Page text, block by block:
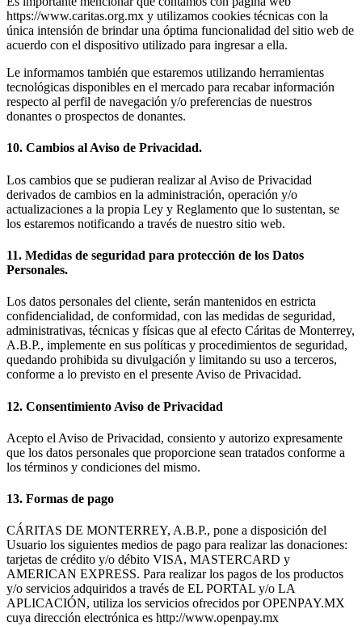
https://www.caritas.org.mx y utilizamos cookies técnicas con la
única intensión de brindar una óptima funcionalidad del sitio web de
acuerdo con el dispositivo utilizado para ingresar a ella.
Le informamos también que estaremos utilizando herramientas
tecnológicas disponibles en el mercado para recabar información
respecto al perfil de navegación y/o preferencias de nuestros
donantes o prospectos de donantes.
10. Cambios al Aviso de Privacidad.
Los cambios que se pudieran realizar al Aviso de Privacidad
derivados de cambios en la administración, operación y/o
actualizaciones a la propia Ley y Reglamento que lo sustentan, se
los estaremos notificando a través de nuestro sitio web.
11. Medidas de seguridad para protección de los Datos
Personales.
Los datos personales del cliente, serán mantenidos en estricta
confidencialidad, de conformidad, con las medidas de seguridad,
administrativas, técnicas y físicas que al efecto Cáritas de Monterrey,
A.B.P., implemente en sus políticas y procedimientos de seguridad,
quedando prohibida su divulgación y limitando su uso a terceros,
conforme a lo previsto en el presente Aviso de Privacidad.
12. Consentimiento Aviso de Privacidad
Acepto el Aviso de Privacidad, consiento y autorizo expresamente
que los datos personales que proporcione sean tratados conforme a
los términos y condiciones del mismo.
13. Formas de pago
CÁRITAS DE MONTERREY, A.B.P., pone a disposición del
Usuario los siguientes medios de pago para realizar las donaciones:
tarjetas de crédito y/o débito VISA, MASTERCARD y
AMERICAN EXPRESS. Para realizar los pagos de los productos
y/o servicios adquiridos a través de EL PORTAL y/o LA
APLICACIÓN, utiliza los servicios ofrecidos por OPENPAY.MX
cuya dirección electrónica es http://www.openpay.mx